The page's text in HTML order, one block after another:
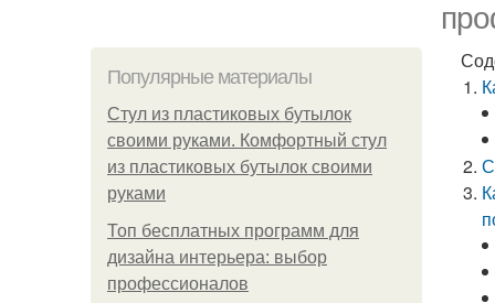
Популярные материалы
Стул из пластиковых бутылок
своими руками. Комфортный стул
из пластиковых бутылок своими
руками
Топ бесплатных программ для
дизайна интерьера: выбор
профессионалов